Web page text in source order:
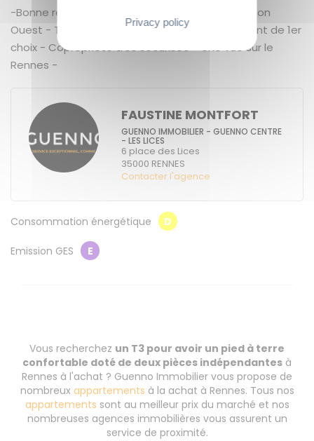
-Bonne rentabilité locative - lumineux - Exposition
Ouest - Terrasse - Dernier étage - Emplacement de 1er
choix - Copropriété très sécurisée - Une vue sur le
Rennes -
FAUSTINE MONTFORT
GUENNO IMMOBILIER - GUENNO CENTRE
- LES LICES
6 place des Lices
35000 RENNES
Contacter l'agence
Consommation énergétique D
Emission GES E
Vous recherchez un T3 pour avoir un pied à terre
confortable doté de deux pièces indépendantes à
Rennes à l'achat ? Guenno Immobilier vous propose de
nombreux appartements à la achat à Rennes. Tous nos
appartements sont au meilleur prix du marché et nos
nombreuses agences immobilières vous assurent un
service de proximité.
Privacy policy